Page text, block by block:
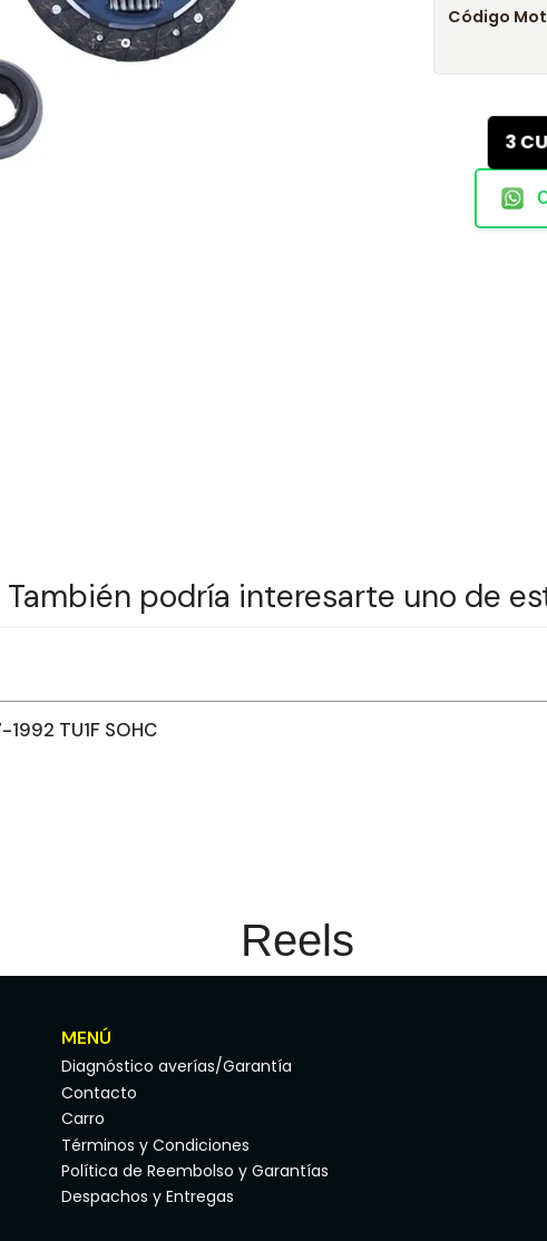
Código
3
También podría interesarte uno de
1992 TU1F SOHC
Reels
MENÚ
Diagnóstico averías/Garantía
Contacto
Carro
Términos y Condiciones
Política de Reembolso y Garantías
Despachos y Entregas